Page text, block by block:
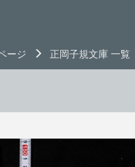
ージ 正岡子規文庫 一覧